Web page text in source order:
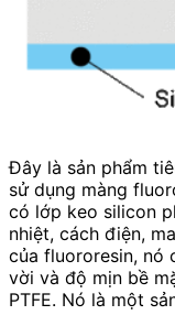
Đây là sản phẩm
sử dụng màng
có lớp keo silicon
nhiệt, cách điện,
của fluororesin, nó
vời và độ mịn bề
PTFE. Nó là một